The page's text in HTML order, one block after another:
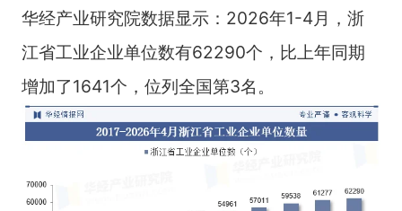
华经产业研究院数据显示：2026年1-4月，浙
江省工业企业单位数有62290个，比上年同期
增加了1641个，位列全国第3名。